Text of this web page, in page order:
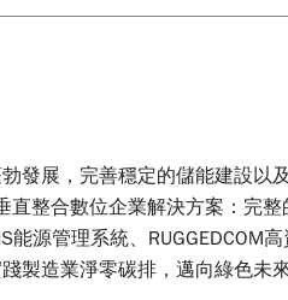
發展，完善穩定的儲能建設以
整合數位企業解決方案：完整
源管理系統、RUGGEDCOM
製造業淨零碳排，邁向綠色未來